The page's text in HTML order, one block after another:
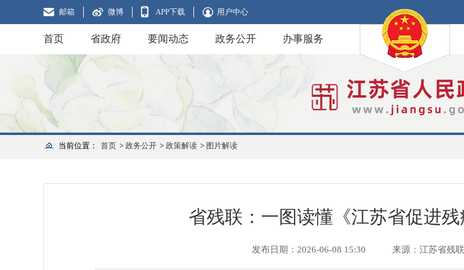
邮箱 微博 APP下载 用户中心
首页 省政府 要闻动态 政务公开 办事服务
当前位置： 首页 > 政务公开 > 政策解读 > 图片解读
省残联：一图读懂《江苏省促进残
发布日期：2026-06-08 15:30 来源：江苏省残联